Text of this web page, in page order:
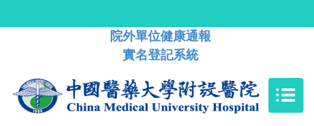
院外單位健康通報
實名登記系統